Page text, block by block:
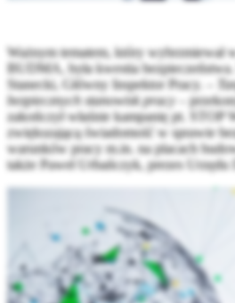
Ważnym tematem, który wybrzmiewał
BUDMA, była kwestia
Stanecki, Główny Inspektor Pracy. –
bezpiecznych stanowisk pracy –
zakończył właśnie kampanię pt.
zwiększającą świadomość w sprawie
warunków pracy m.in. na placach
także Paweł Urbańczyk, prezes